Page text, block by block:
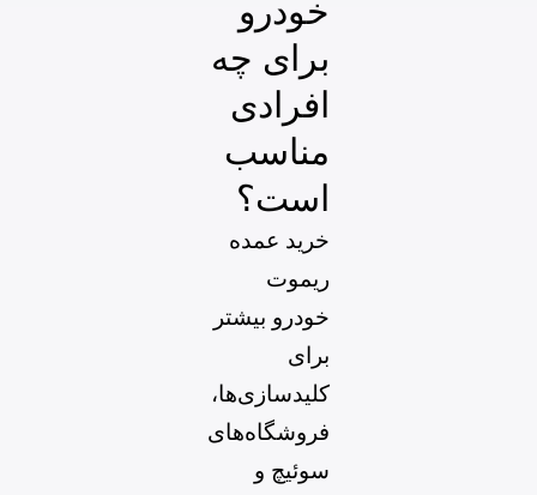
خودرو
برای چه
افرادی
مناسب
است؟
خرید عمده
ریموت
خودرو بیشتر
برای
کلیدسازی‌ها،
فروشگاه‌های
سوئیچ و